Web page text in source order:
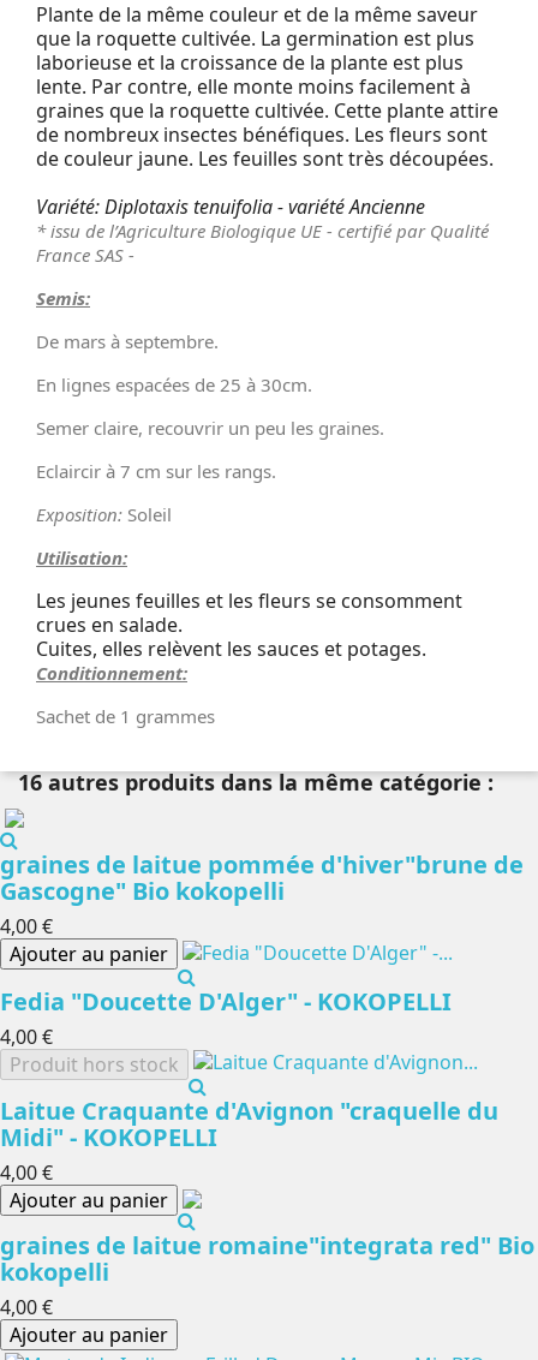
Plante de la même couleur et de la même saveur
que la roquette cultivée. La germination est plus
laborieuse et la croissance de la plante est plus
lente. Par contre, elle monte moins facilement à
graines que la roquette cultivée. Cette plante attire
de nombreux insectes bénéfiques. Les fleurs sont
de couleur jaune. Les feuilles sont très découpées.
Variété:Diplotaxis tenuifolia - variété Ancienne
* issu de l’Agriculture Biologique UE - certifié par Qualité
France SAS -
Semis:
De mars à septembre.
En lignes espacées de 25 à 30cm.
Semer claire, recouvrir un peu les graines.
Eclaircir à 7 cm sur les rangs.
Exposition: Soleil
Utilisation:
Les jeunes feuilles et les fleurs se consomment
crues en salade.
Cuites, elles relèvent les sauces et potages.
Conditionnement:
Sachet de 1 grammes
16 autres produits dans la même catégorie :
graines de laitue pommée d'hiver"brune de
Gascogne" Bio kokopelli
4,00 €
Ajouter au panier
Fedia "Doucette D'Alger" - KOKOPELLI
4,00 €
Produit hors stock
Laitue Craquante d'Avignon "craquelle du
Midi" - KOKOPELLI
4,00 €
Ajouter au panier
graines de laitue romaine"integrata red" Bio
kokopelli
4,00 €
Ajouter au panier